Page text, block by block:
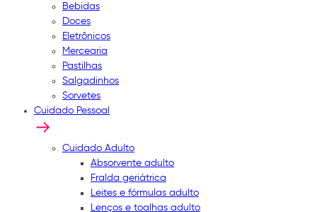
Bebidas
Doces
Eletrônicos
Mercearia
Pastilhas
Salgadinhos
Sorvetes
Cuidado Pessoal
Cuidado Adulto
Absorvente adulto
Fralda geriátrica
Leites e fórmulas adulto
Lenços e toalhas adulto